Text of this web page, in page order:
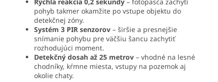
pohyb takmer okamžite po vstupe objektu do
detekčnej zóny.
Systém 3 PIR senzorov – širšie a presnejšie
snímanie pohybu pre väčšiu šancu zachytiť
rozhodujúci moment.
Detekčný dosah až 25 metrov – vhodné na lesné
chodníky, kŕmne miesta, vstupy na pozemok aj
okolie chaty.